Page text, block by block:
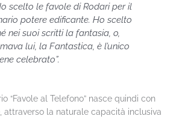
scelto le favole di Rodari per il
potere edificante. Ho scelto
nei suoi scritti la fantasia, o,
lui, la Fantastica, è l’unico
celebrato”.
“Favole al Telefono” nasce quindi con
attraverso la naturale capacità inclusiva